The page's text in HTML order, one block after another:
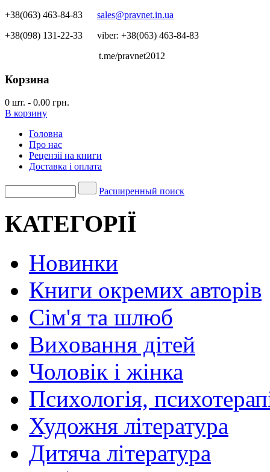
+38(063) 463-84-83 sales@pravnet.in.ua
+38(098) 131-22-33 viber: +38(063) 463-84-83
t.me/pravnet2012
Корзина
0 шт. - 0.00 грн.
В корзину
Головна
Про нас
Рецензії на книги
Доставка і оплата
Расширенный поиск
КАТЕГОРІЇ
Новинки
Книги окремих авторів
Сім'я та шлюб
Виховання дітей
Чоловік і жінка
Психологія,
Художня література
Дитяча література